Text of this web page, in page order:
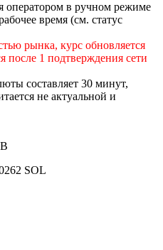
оператором в ручном режиме
время (см. статус
рынка, курс обновляется
после 1 подтверждения сети
составляет 30 минут,
не актуальной и
SOL